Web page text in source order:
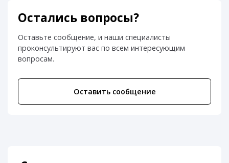
Остались вопросы?
Оставьте сообщение, и наши специалисты
проконсультируют вас по всем интересующим
вопросам.
Оставить сообщение